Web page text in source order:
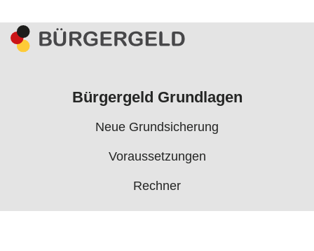
Bürgergeld Grundlagen
Neue Grundsicherung
Voraussetzungen
Rechner
Antrag